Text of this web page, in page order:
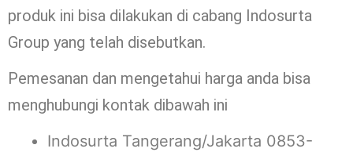
produk ini bisa dilakukan di cabang Indosurta
Group yang telah disebutkan.
Pemesanan dan mengetahui harga anda bisa
menghubungi kontak dibawah ini
Indosurta Tangerang/Jakarta 0853-